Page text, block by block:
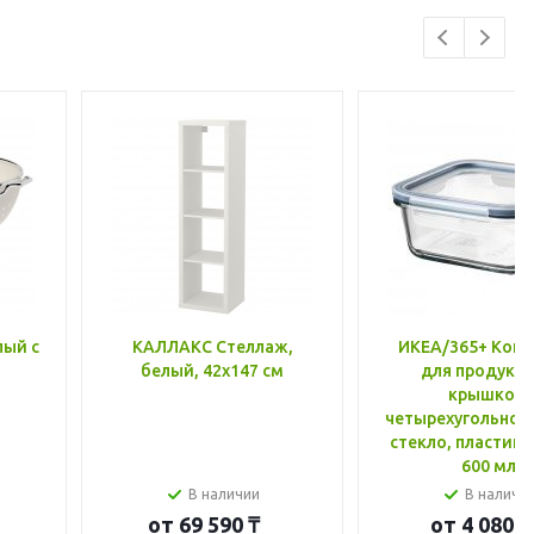
с
КАЛЛАКС Стеллаж,
белый, 42x147 см
В наличии
от 69 590 ₸
ИКЕА/365+
для
крышкой,
стекло, пластик
600 мл
В
от 4 080 ₸